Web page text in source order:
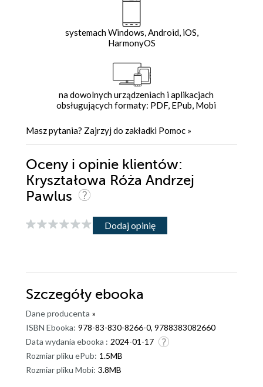
systemach Windows, Android, iOS,
HarmonyOS
na dowolnych urządzeniach i aplikacjach
obsługujących formaty: PDF, EPub, Mobi
Masz pytania? Zajrzyj do zakładki Pomoc »
Oceny i opinie klientów:
Kryształowa Róża Andrzej
Pawlus
Dodaj opinię
Szczegóły ebooka
Dane producenta »
ISBN Ebooka: 978-83-830-8266-0, 9788383082660
Data wydania ebooka : 2024-01-17
Rozmiar pliku ePub: 1.5MB
Rozmiar pliku Mobi: 3.8MB